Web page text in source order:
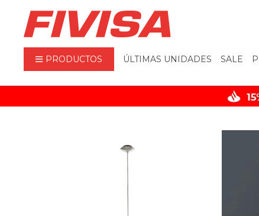
PRODUCTOS ÚLTIMAS UNIDADES SALE